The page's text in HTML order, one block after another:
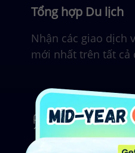
Tổng hợp Du lịch
Nhận các giao dịch
mới nhất trên tất cả